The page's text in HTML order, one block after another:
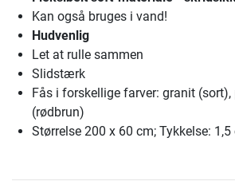
Kan også bruges i vand!
Hudvenlig
Let at rulle sammen
Slidstærk
Fås i forskellige farver: granit
(rødbrun)
Størrelse 200 x 60 cm; Tykkelse: 1,5